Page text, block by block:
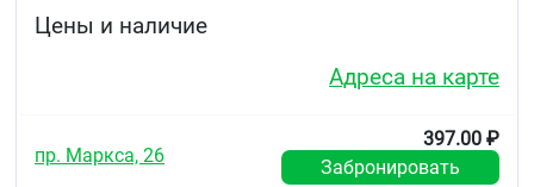
артериальной гипертензией было показано, что
индапамид:
не влияет на показатели липидного обмена, в
холестерина, липопротеинов низкой плотности
и липопротеинов высокой плотности
не влияет на показатели обмена углеводов, в
Цены и наличие
Адреса на карте
пр. Маркса, 26
397.00 ₽
Забронировать